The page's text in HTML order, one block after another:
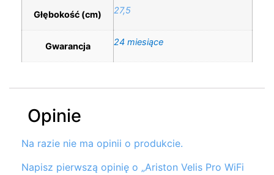
Głębokość (cm) 27,5
Gwarancja 24 miesiące
Opinie
Na razie nie ma opinii o produkcie.
Napisz pierwszą opinię o „Ariston Velis Pro WiFi